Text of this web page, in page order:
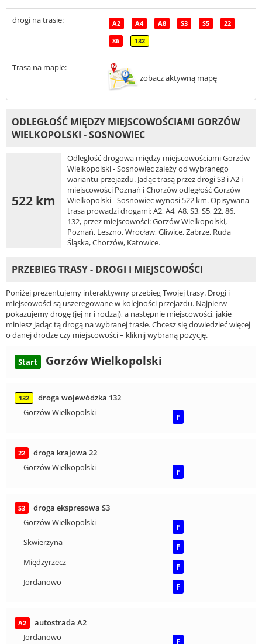
drogi na trasie: A2 A4 A8 S3 S5 22
86 132
Trasa na mapie:
zobacz aktywną mapę
ODLEGŁOŚĆ MIĘDZY MIEJSCOWOŚCIAMI GORZÓW
WIELKOPOLSKI - SOSNOWIEC
522 km
Odległość drogowa między miejscowościami Gorzów
Wielkopolski - Sosnowiec zależy od wybranego
wariantu przejazdu. Jadąc trasą przez drogi S3 i A2 i
miejscowości Poznań i Chorzów odległość Gorzów
Wielkopolski - Sosnowiec wynosi 522 km. Opisywana
trasa prowadzi drogami: A2, A4, A8, S3, S5, 22, 86,
132, przez miejscowości: Gorzów Wielkopolski,
Poznań, Leszno, Wrocław, Gliwice, Zabrze, Ruda
Śląska, Chorzów, Katowice.
PRZEBIEG TRASY - DROGI I MIEJSCOWOŚCI
Poniżej prezentujemy interaktywny przebieg Twojej trasy. Drogi i
miejscowości są uszeregowane w kolejności przejazdu. Najpierw
pokazujemy drogę (jej nr i rodzaj), a następnie miejscowości, jakie
miniesz jadąc tą drogą na wybranej trasie. Chcesz się dowiedzieć więcej
o danej drodze czy miejscowości – kliknij wybraną pozycję.
Start Gorzów Wielkopolski
132
droga wojewódzka 132
Gorzów Wielkopolski
F
22
droga krajowa 22
Gorzów Wielkopolski
F
S3
droga ekspresowa S3
Gorzów Wielkopolski
F
Skwierzyna
F
Międzyrzecz
F
Jordanowo
F
A2
autostrada A2
Jordanowo
F